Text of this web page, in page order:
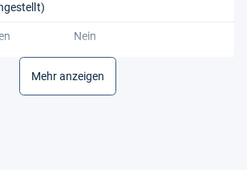
Nein
Mehrfarbig
Mehr anzeigen